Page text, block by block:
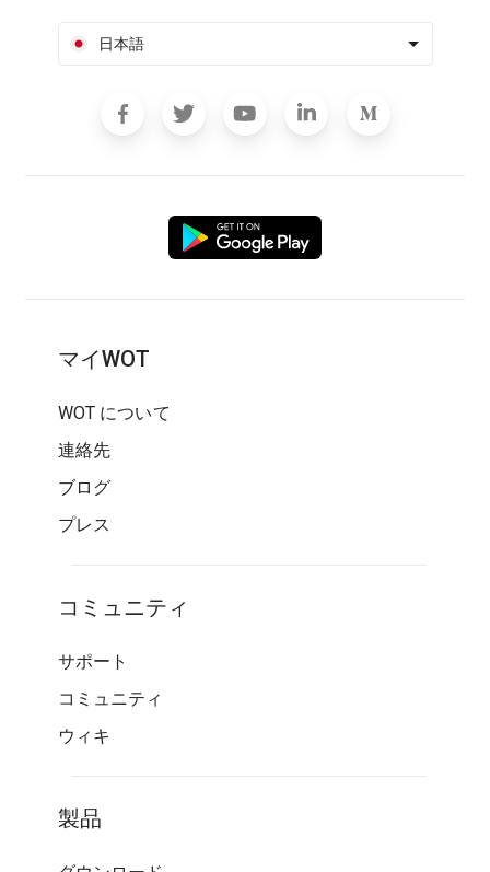
日本語
マイWOT
WOT について
連絡先
ブログ
プレス
コミュニティ
サポート
コミュニティ
ウィキ
製品